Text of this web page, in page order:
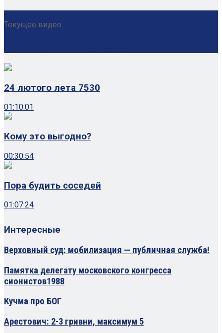
Текущее видео
24 лютого лета 7530
01:10:01
Кому это выгодно?
00:30:54
Пора будить соседей
01:07:24
Интересные
Верховный суд: мобилизация — публичная служба!
Памятка делегату московского конгресса
сионистов1988
Кучма про БОГ
Арестович: 2-3 гривни, максимум 5